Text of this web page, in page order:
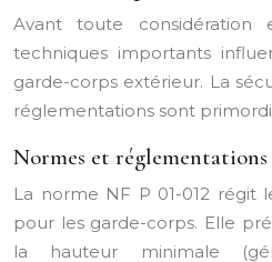
Avant toute considération
techniques importants
garde-corps extérieur. La
réglementations sont
Normes et
La norme NF P 01-012 régit
pour les garde-corps. Elle
la hauteur minimale